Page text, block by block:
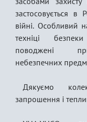
застосовується в
війні. Особливий
техніці
поводжені
небезпечних
Дякуємо
запрошення і